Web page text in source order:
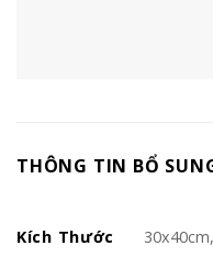
THÔNG TIN BỔ
Kích Thước